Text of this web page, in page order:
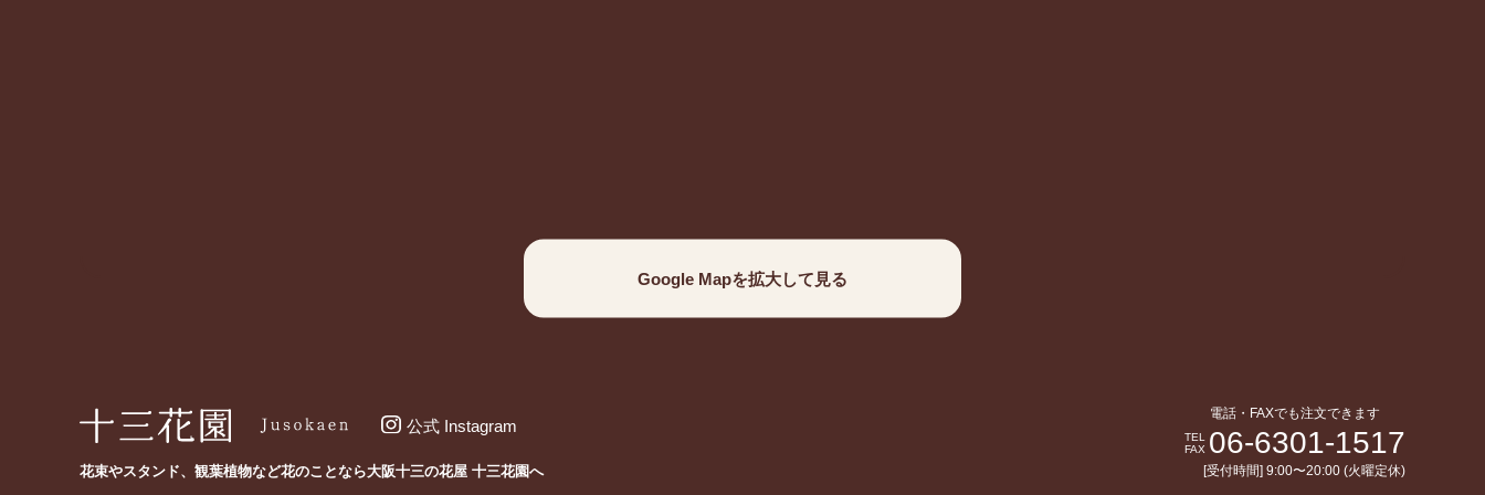
Google Mapを拡大して見る
公式 Instagram
花束やスタンド、観葉植物など花のことなら大阪十三の花屋 十三花園へ
電話・FAXでも注文できます
TEL
FAX 06-6301-1517
[受付時間] 9:00〜20:00 (火曜定休)